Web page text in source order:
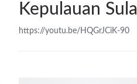
Kepulauan Sula
https://youtu.be/HQGrJCiK-90